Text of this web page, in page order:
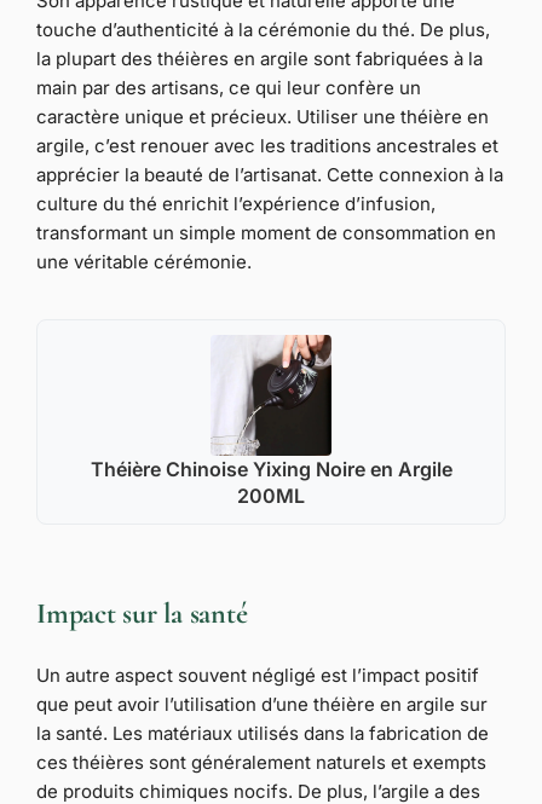
touche d’authenticité à la cérémonie du thé. De plus,
la plupart des théières en argile sont fabriquées à la
main par des artisans, ce qui leur confère un
caractère unique et précieux. Utiliser une théière en
argile, c’est renouer avec les traditions ancestrales et
apprécier la beauté de l’artisanat. Cette connexion à la
culture du thé enrichit l’expérience d’infusion,
transformant un simple moment de consommation en
une véritable cérémonie.
Théière Chinoise Yixing Noire en Argile
200ML
Impact sur la santé
Un autre aspect souvent négligé est l’impact positif
que peut avoir l’utilisation d’une théière en argile sur
la santé. Les matériaux utilisés dans la fabrication de
ces théières sont généralement naturels et exempts
de produits chimiques nocifs. De plus, l’argile a des